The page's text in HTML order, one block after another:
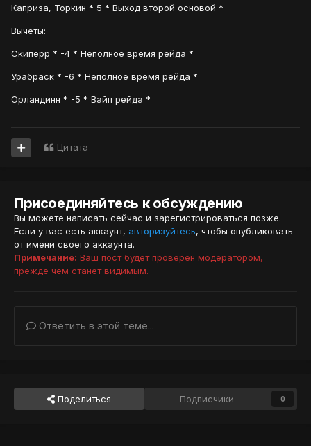
Каприза, Торкин * 5 * Выход второй основой *
Вычеты:
Скиперр * -4 * Неполное время рейда *
Урабраск * -6 * Неполное время рейда *
Орландинн * -5 * Вайп рейда *
Цитата
Присоединяйтесь к обсуждению
Вы можете написать сейчас и зарегистрироваться позже.
Если у вас есть аккаунт, авторизуйтесь, чтобы опубликовать
от имени своего аккаунта.
Примечание: Ваш пост будет проверен модератором,
прежде чем станет видимым.
Ответить в этой теме...
Поделиться Подписчики 0